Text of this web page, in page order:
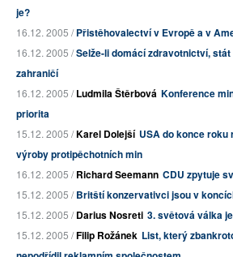
je?
16.12. 2005 /Přistěhovalectví v Evropě a v
16.12. 2005 /Selže-li domácí zdravotnictví,
zahraničí
16.12. 2005 /Ludmila Štěrbová Konference
priorita
15.12. 2005 /Karel Dolejší USA do konce roku
výroby protipěchotních min
16.12. 2005 /Richard Seemann CDU zpytuje
15.12. 2005 /Britští konzervativci jsou v
15.12. 2005 /Darius Nosreti 3. světová válka
15.12. 2005 /Filip Rožánek List, který